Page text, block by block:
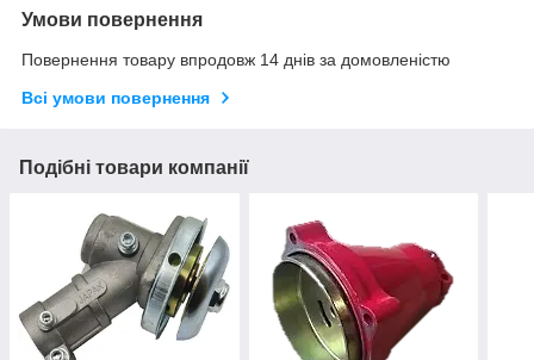
Умови повернення
Повернення товару впродовж 14 днів за домовленістю
Всі умови повернення
Подібні товари компанії